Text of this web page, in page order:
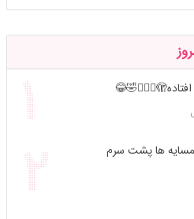
ها پشت سرم